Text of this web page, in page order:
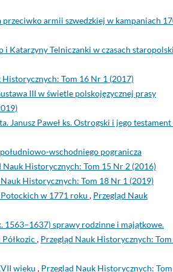
armii szwedzkiej w kampaniach
Katarzyny Telniczanki w czasach
Historycznych: Tom 16 Nr 1 (2017)
III w świetle polskojęzycznej prasy
Janusz Paweł ks. Ostrogski i jego testament
wschodniego pogranicza
Nauk Historycznych: Tom 15 Nr 2 (2016)
Historycznych: Tom 18 Nr 1 (2019)
w 1771 roku , Przegląd Nauk
1563–1637) sprawy rodzinne i majątkowe.
, Przegląd Nauk Historycznych:
wieku , Przegląd Nauk Historycznych: